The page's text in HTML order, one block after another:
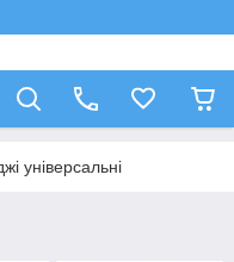
універсальні